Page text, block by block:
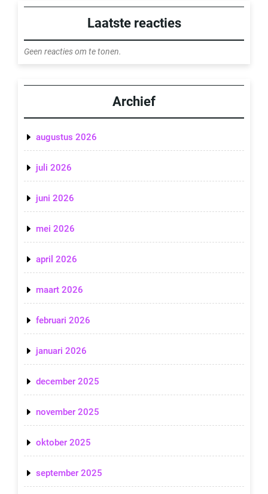
Laatste reacties
Geen reacties om te tonen.
Archief
augustus 2026
juli 2026
juni 2026
mei 2026
april 2026
maart 2026
februari 2026
januari 2026
december 2025
november 2025
oktober 2025
september 2025